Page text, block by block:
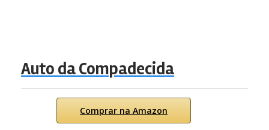
Auto da Compadecida
Comprar na Amazon